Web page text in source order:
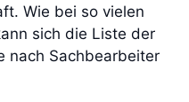
Wie bei so vielen
sich die Liste der
nach Sachbearbeiter